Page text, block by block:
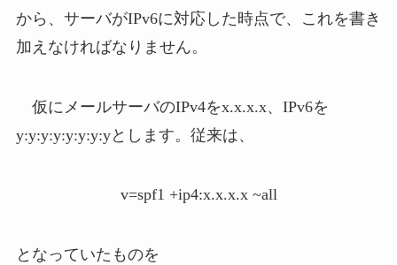
から、サーバがIPv6に対応した時点で、これを書き
加えなければなりません。
仮にメールサーバのIPv4をx.x.x.x、IPv6を
y:y:y:y:y:y:y:yとします。従来は、
v=spf1 +ip4:x.x.x.x ~all
となっていたものを